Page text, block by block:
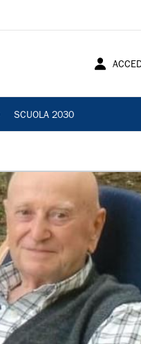
SCUOLA 2030